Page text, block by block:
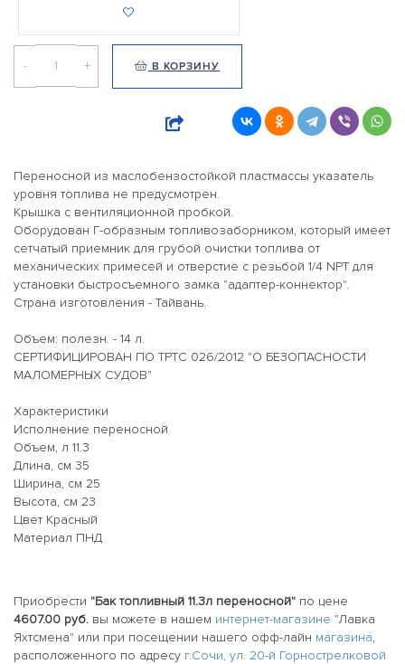
- + В КОРЗИНУ
Переносной из маслобензостойкой пластмассы указатель
уровня топлива не предусмотрен.
Крышка с вентиляционной пробкой.
Оборудован Г-образным топливозаборником, который имеет
сетчатый приемник для грубой очистки топлива от
механических примесей и отверстие с резьбой 1/4 NPT для
установки быстросъемного замка "адаптер-коннектор".
Страна изготовления - Тайвань.
Объем: полезн. - 14 л.
СЕРТИФИЦИРОВАН ПО ТРТС 026/2012 "О БЕЗОПАСНОСТИ
МАЛОМЕРНЫХ СУДОВ"
Характеристики
Исполнение переносной
Объем, л 11.3
Длина, см 35
Ширина, см 25
Высота, см 23
Цвет Красный
Материал ПНД
Приобрести "Бак топливный 11.3л переносной" по цене
4607.00 руб. вы можете в нашем интернет-магазине "Лавка
Яхтсмена" или при посещении нашего офф-лайн магазина,
расположенного по адресу г.Сочи, ул. 20-й Горнострелковой